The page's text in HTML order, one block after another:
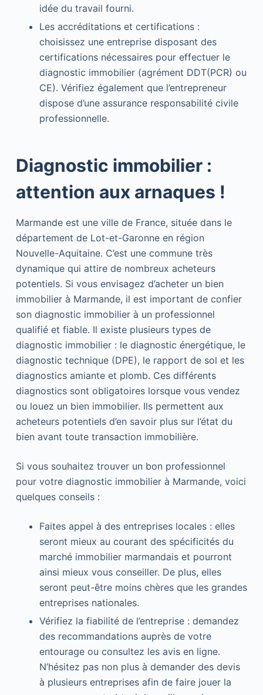
idée du travail fourni.
Les accréditations et certifications :
choisissez une entreprise disposant des
certifications nécessaires pour effectuer le
diagnostic immobilier (agrément DDT(PCR) ou
CE). Vérifiez également que l’entrepreneur
dispose d’une assurance responsabilité civile
professionnelle.
Diagnostic immobilier :
attention aux arnaques !
Marmande est une ville de France, située dans le
département de Lot-et-Garonne en région
Nouvelle-Aquitaine. C’est une commune très
dynamique qui attire de nombreux acheteurs
potentiels. Si vous envisagez d’acheter un bien
immobilier à Marmande, il est important de confier
son diagnostic immobilier à un professionnel
qualifié et fiable. Il existe plusieurs types de
diagnostic immobilier : le diagnostic énergétique, le
diagnostic technique (DPE), le rapport de sol et les
diagnostics amiante et plomb. Ces différents
diagnostics sont obligatoires lorsque vous vendez
ou louez un bien immobilier. Ils permettent aux
acheteurs potentiels d’en savoir plus sur l’état du
bien avant toute transaction immobilière.
Si vous souhaitez trouver un bon professionnel
pour votre diagnostic immobilier à Marmande, voici
quelques conseils :
Faites appel à des entreprises locales : elles
seront mieux au courant des spécificités du
marché immobilier marmandais et pourront
ainsi mieux vous conseiller. De plus, elles
seront peut-être moins chères que les grandes
entreprises nationales.
Vérifiez la fiabilité de l’entreprise : demandez
des recommandations auprès de votre
entourage ou consultez les avis en ligne.
N’hésitez pas non plus à demander des devis
à plusieurs entreprises afin de faire jouer la